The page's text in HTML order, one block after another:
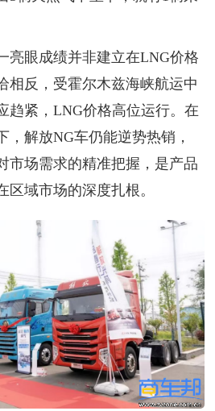
亮眼成绩并非建立在LNG价格
相反，受霍尔木兹海峡航运中
趋紧，LNG价格高位运行。在
，解放NG车仍能逆势热销，
市场需求的精准把握，是产品
区域市场的深度扎根。